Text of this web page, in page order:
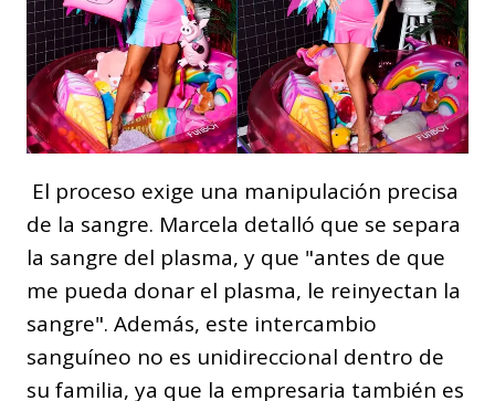
El proceso exige una manipulación precisa
de la sangre. Marcela detalló que se separa
la sangre del plasma, y que "antes de que
me pueda donar el plasma, le reinyectan la
sangre". Además, este intercambio
sanguíneo no es unidireccional dentro de
su familia, ya que la empresaria también es